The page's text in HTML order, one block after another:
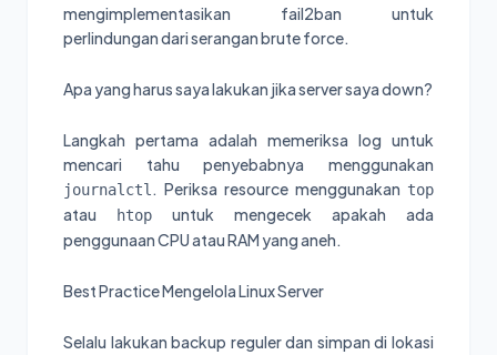
mengimplementasikan fail2ban untuk
perlindungan dari serangan brute force.
Apa yang harus saya lakukan jika server saya down?
Langkah pertama adalah memeriksa log untuk
mencari tahu penyebabnya menggunakan
journalctl . Periksa resource menggunakan top
atau htop untuk mengecek apakah ada
penggunaan CPU atau RAM yang aneh.
Best Practice Mengelola Linux Server
Selalu lakukan backup reguler dan simpan di lokasi